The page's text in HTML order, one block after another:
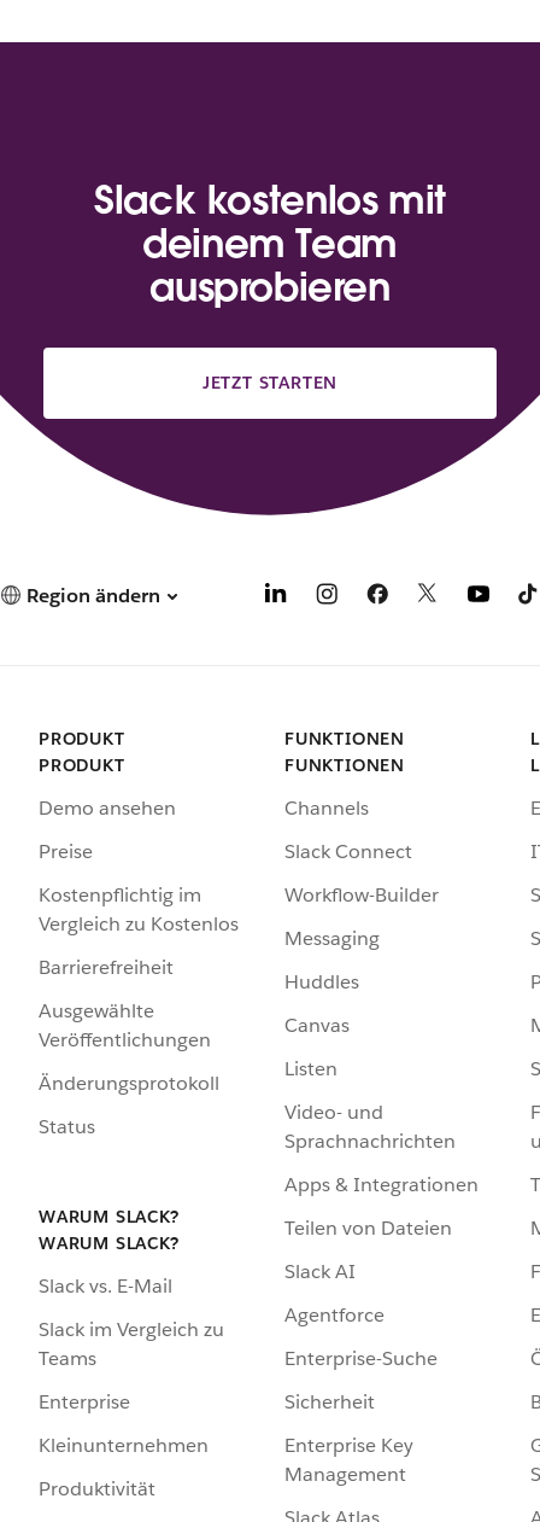
Slack kostenlos mit
deinem Team
ausprobieren
JETZT STARTEN
Region ändern
PRODUKT
PRODUKT
Demo ansehen
Preise
Kostenpflichtig im
Vergleich zu Kostenlos
Barrierefreiheit
Ausgewählte
Veröffentlichungen
Änderungsprotokoll
Status
WARUM SLACK?
WARUM SLACK?
Slack vs. E-Mail
Slack im Vergleich zu
Teams
Enterprise
Kleinunternehmen
Produktivität
FUNKTIONEN
FUNKTIONEN
Channels
Slack Connect
Workflow-Builder
Messaging
Huddles
Canvas
Listen
Video- und
Sprachnachrichten
Apps & Integrationen
Teilen von Dateien
Slack AI
Agentforce
Enterprise-Suche
Sicherheit
Enterprise Key
Management